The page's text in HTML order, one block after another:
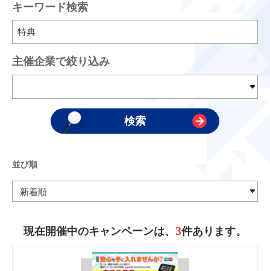
キーワード検索
主催企業で絞り込み
並び順
現在開催中のキャンペーンは、 3件あります。